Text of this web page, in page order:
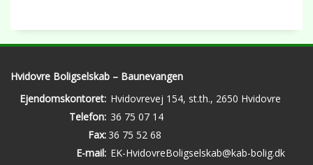
Hvidovre Boligselskab – Baunevangen
Ejendomskontoret: Hvidovrevej 154, st.th., 2650 Hvidovre
Telefon: 36 75 07 14
Fax: 36 75 52 68
E-mail: EK-HvidovreBoligselskab@kab-bolig.dk